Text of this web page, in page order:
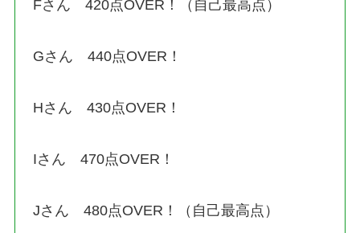
Fさん 420点OVER！（自己最高点）
Gさん 440点OVER！
Hさん 430点OVER！
Iさん 470点OVER！
Jさん 480点OVER！（自己最高点）